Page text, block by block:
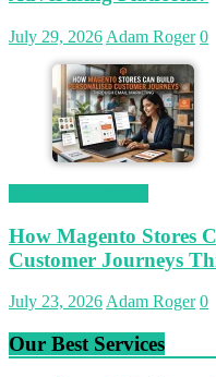
July 29, 2026 Adam Roger 0
How Magento Stores
Customer Journeys
July 23, 2026 Adam Roger 0
Our Best Services